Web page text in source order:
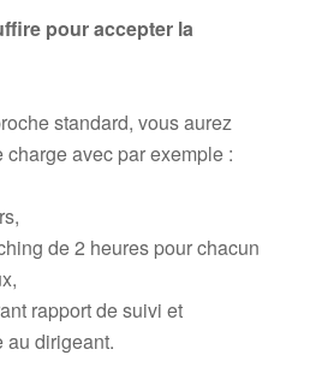
pour accepter la
standard, vous aurez
avec par exemple :
de 2 heures pour chacun
rapport de suivi et
au dirigeant.